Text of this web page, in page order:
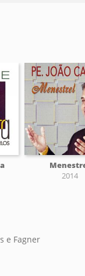
2014
e Fagner